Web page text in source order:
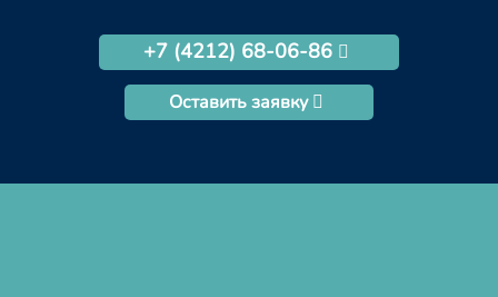
+7 (4212) 68-06-86
Оставить заявку